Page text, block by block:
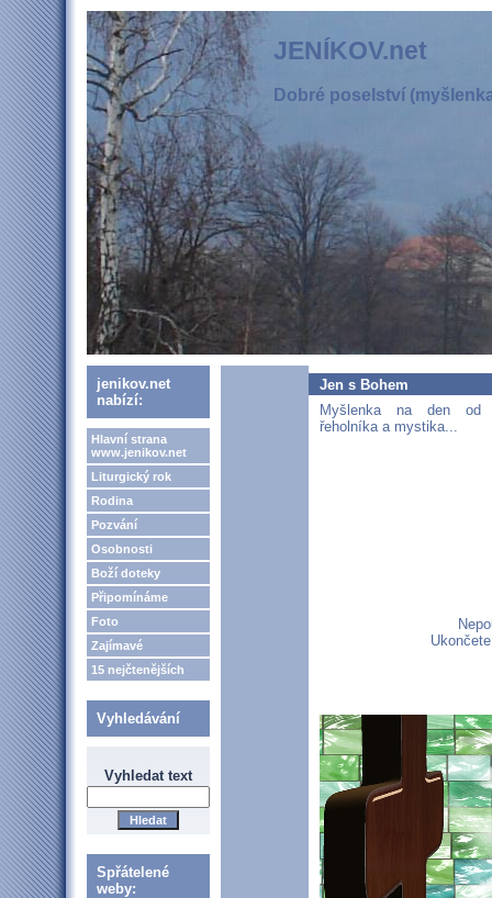
JENÍKOV.net
Dobré poselství
jenikov.net
nabízí:
Hlavní strana
www.jenikov.net
Liturgický rok
Rodina
Pozvání
Osobnosti
Boží doteky
Připomínáme
Foto
Zajímavé
15 nejčtenějších
Vyhledávání
Vyhledat text
Spřátelené
weby:
Jen s Bohem
Myšlenka na den od
řeholníka a mystika...